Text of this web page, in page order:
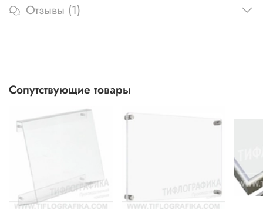
Отзывы (1)
Сопутствующие товары